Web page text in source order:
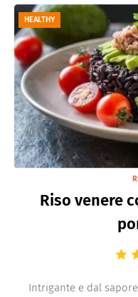
HEALTHY
Riso venere
Intrigante e dal